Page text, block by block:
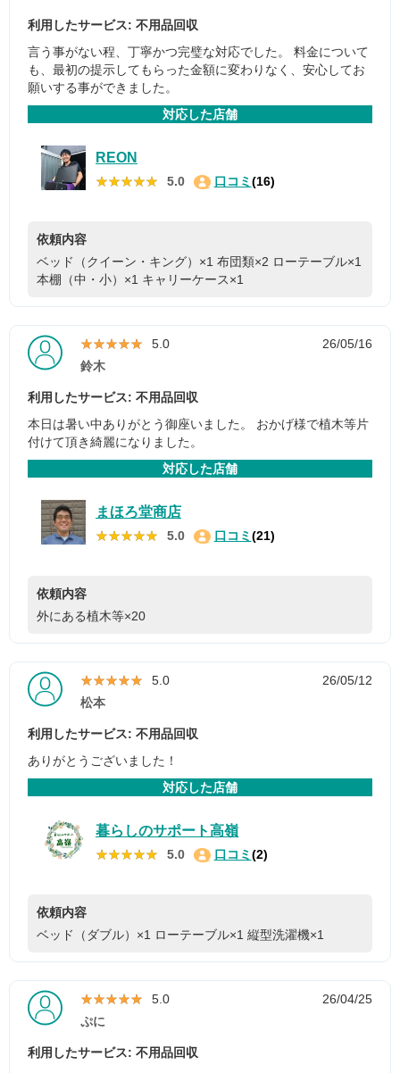
利用したサービス: 不用品回収
言う事がない程、丁寧かつ完璧な対応でした。 料金について
も、最初の提示してもらった金額に変わりなく、安心してお
願いする事ができました。
対応した店舗
REON
★★★★★
★★★★★ 5.0 口コミ (16)
依頼内容
ベッド（クイーン・キング）×1 布団類×2 ローテーブル×1
本棚（中・小）×1 キャリーケース×1
★★★★★
★★★★★ 5.0
26/05/16
鈴木
利用したサービス: 不用品回収
本日は暑い中ありがとう御座いました。 おかげ様で植木等片
付けて頂き綺麗になりました。
対応した店舗
まほろ堂商店
★★★★★
★★★★★ 5.0 口コミ (21)
依頼内容
外にある植木等×20
★★★★★
★★★★★ 5.0
26/05/12
松本
利用したサービス: 不用品回収
ありがとうございました！
対応した店舗
暮らしのサポート高嶺
★★★★★
★★★★★ 5.0 口コミ (2)
依頼内容
ベッド（ダブル）×1 ローテーブル×1 縦型洗濯機×1
★★★★★
★★★★★ 5.0
26/04/25
ぷに
利用したサービス: 不用品回収